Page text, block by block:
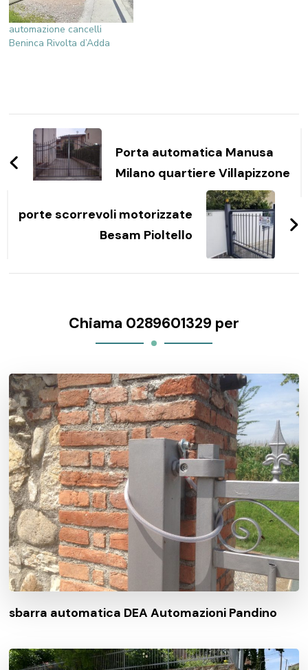
automazione cancelli
Beninca Rivolta d’Adda
Navigazione
articoli
Porta automatica Manusa
Milano quartiere Villapizzone
porte scorrevoli motorizzate
Besam Pioltello
Chiama 0289601329 per
sbarra automatica DEA Automazioni Pandino